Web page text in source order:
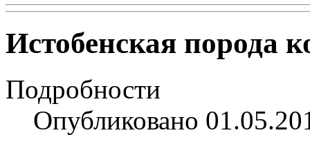
Истобенская порода
Подробности
Опубликовано